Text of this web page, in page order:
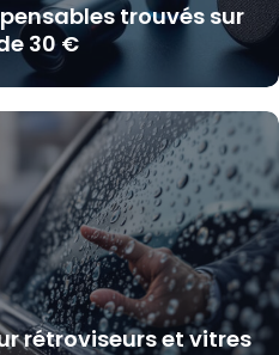
trouvés sur
30 €
rétroviseurs et vitres